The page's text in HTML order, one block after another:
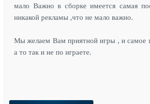
мало Важно в сборке имеется самая
никакой рекламы ,что не мало важно.
Мы желаем Вам приятной игры , и самое
а то так и не по играете.